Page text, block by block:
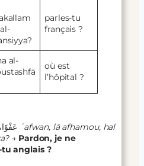
parles-tu
français ?
al-
où est
l’hôpital ?
ʿafwan, lā afhamou, hal
→ Pardon, je ne
anglais ?